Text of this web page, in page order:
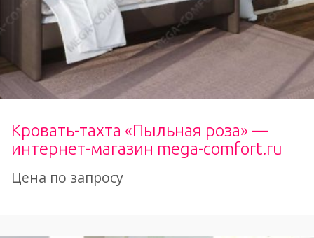
Кровать-тахта «Пыльная роза» —
интернет-магазин mega-comfort.ru
Цена по запросу